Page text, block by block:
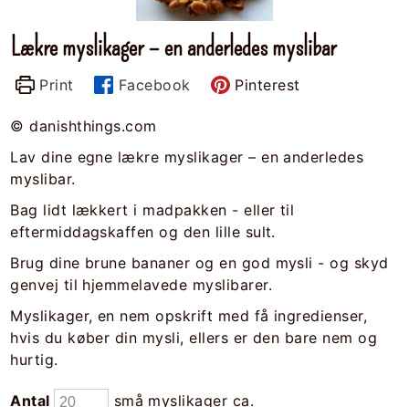
Lækre myslikager – en anderledes myslibar
Print Facebook Pinterest
© danishthings.com
Lav dine egne lækre myslikager – en anderledes
myslibar.
Bag lidt lækkert i madpakken - eller til
eftermiddagskaffen og den lille sult.
Brug dine brune bananer og en god mysli - og skyd
genvej til hjemmelavede myslibarer.
Myslikager, en nem opskrift med få ingredienser,
hvis du køber din mysli, ellers er den bare nem og
hurtig.
Antal
små myslikager ca.